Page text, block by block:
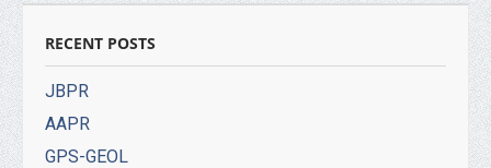
RECENT POSTS
JBPR
AAPR
GPS-GEOL